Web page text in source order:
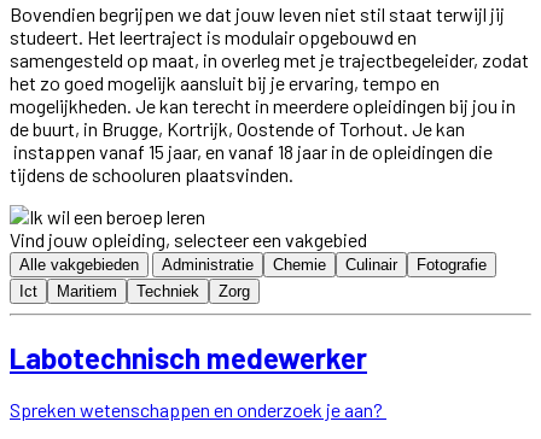
Bovendien begrijpen we dat jouw leven niet stil staat terwijl jij
studeert. Het leertraject is modulair opgebouwd en
samengesteld op maat, in overleg met je trajectbegeleider, zodat
het zo goed mogelijk aansluit bij je ervaring, tempo en
mogelijkheden. Je kan terecht in meerdere opleidingen bij jou in
de buurt, in Brugge, Kortrijk, Oostende of Torhout. Je kan
instappen vanaf 15 jaar, en vanaf 18 jaar in de opleidingen die
tijdens de schooluren plaatsvinden.
Vind jouw opleiding, selecteer een vakgebied
Alle vakgebieden Administratie Chemie Culinair
Fotografie
Ict
Maritiem Techniek Zorg
Labotechnisch medewerker
Spreken wetenschappen en onderzoek je aan?